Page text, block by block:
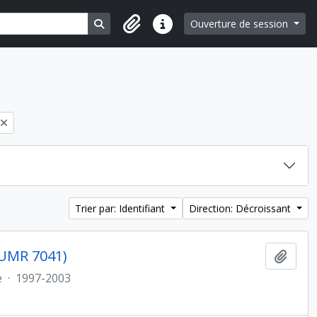
Search in browse page
Liens rapidesOuverture de session
Trier par: Identifiant Direction: Décroissant
7041)
· 1997-2003